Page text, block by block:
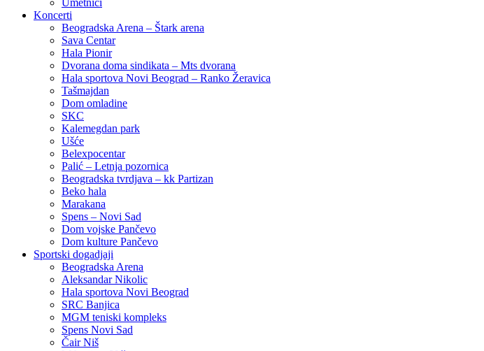
Umetnici
Koncerti
Beogradska Arena – Štark arena
Sava Centar
Hala Pionir
Dvorana doma sindikata – Mts dvorana
Hala sportova Novi Beograd – Ranko Žeravica
Tašmajdan
Dom omladine
SKC
Kalemegdan park
Ušće
Belexpocentar
Palić – Letnja pozornica
Beogradska tvrdjava – kk Partizan
Beko hala
Marakana
Spens – Novi Sad
Dom vojske Pančevo
Dom kulture Pančevo
Sportski dogadjaji
Beogradska Arena
Aleksandar Nikolic
Hala sportova Novi Beograd
SRC Banjica
MGM teniski kompleks
Spens Novi Sad
Čair Niš